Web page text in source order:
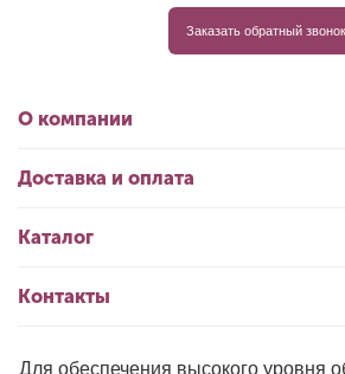
Заказать обратный звонок
О компании
Доставка и оплата
Каталог
Контакты
Для обеспечения высокого уровня